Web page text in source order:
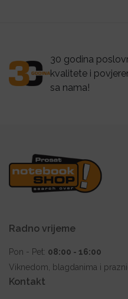
30 godina
kvalitete i
sa nama!
Radno vrijeme
Pon - Pet: 08:00 - 16:00
Viknedom, blagdanima i
Kontakt